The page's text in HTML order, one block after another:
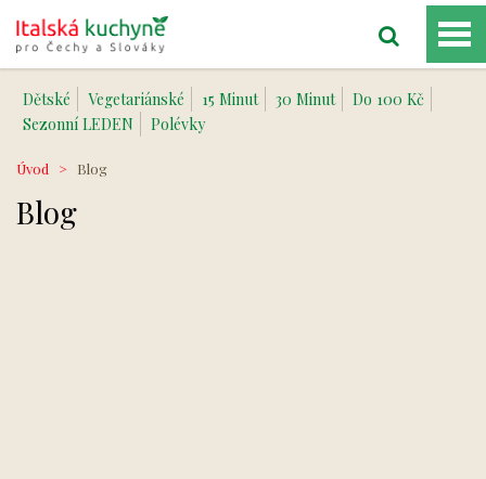
Dětské Vegetariánské 15 Minut 30 Minut
Do 100 Kč
Sezonní LEDEN
Polévky
Úvod > Blog
Blog